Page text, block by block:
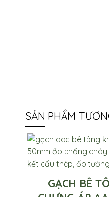
SẢN PHẨM
GẠCH BÊ